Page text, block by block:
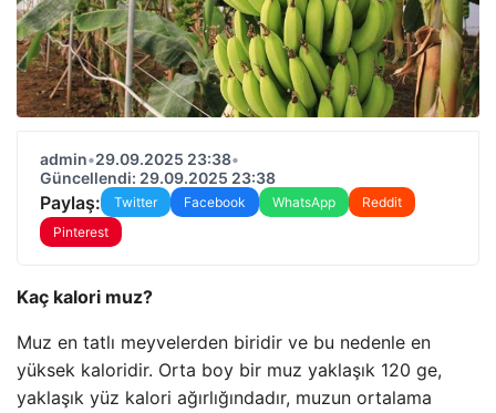
admin•29.09.2025 23:38•
Güncellendi: 29.09.2025 23:38
Paylaş: Twitter Facebook WhatsApp
Reddit
Pinterest
Kaç kalori muz?
Muz en tatlı meyvelerden biridir ve bu nedenle en
yüksek kaloridir. Orta boy bir muz yaklaşık 120 ge,
yaklaşık yüz kalori ağırlığındadır, muzun ortalama